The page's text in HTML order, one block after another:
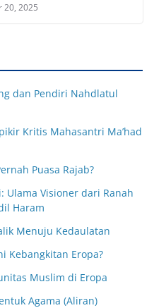
20, 2025
dan Pendiri Nahdlatul
Kritis Mahasantri Ma’had
Puasa Rajab?
Ulama Visioner dari Ranah
Haram
Menuju Kedaulatan
Kebangkitan Eropa?
Muslim di Eropa
Agama (Aliran)